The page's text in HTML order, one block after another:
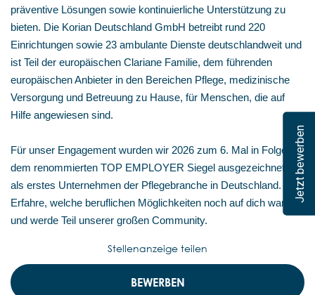
Jetzt bewerben
präventive Lösungen sowie kontinuierliche Unterstützung zu
bieten. Die Korian Deutschland GmbH betreibt rund 220
Einrichtungen sowie 23 ambulante Dienste deutschlandweit und
ist Teil der europäischen Clariane Familie, dem führenden
europäischen Anbieter in den Bereichen Pflege, medizinische
Versorgung und Betreuung zu Hause, für Menschen, die auf
Hilfe angewiesen sind.
Für unser Engagement wurden wir 2026 zum 6. Mal in Folge mit
dem renommierten TOP EMPLOYER Siegel ausgezeichnet –
als erstes Unternehmen der Pflegebranche in Deutschland.
Erfahre, welche beruflichen Möglichkeiten noch auf dich warten,
und werde Teil unserer großen Community.
BEWERBEN
Stellenanzeige teilen